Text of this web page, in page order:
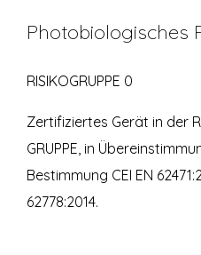
Photobiologisches
RISIKOGRUPPE 0
Zertifiziertes Gerät in der
GRUPPE, in
Bestimmung CEI EN
62778:2014.